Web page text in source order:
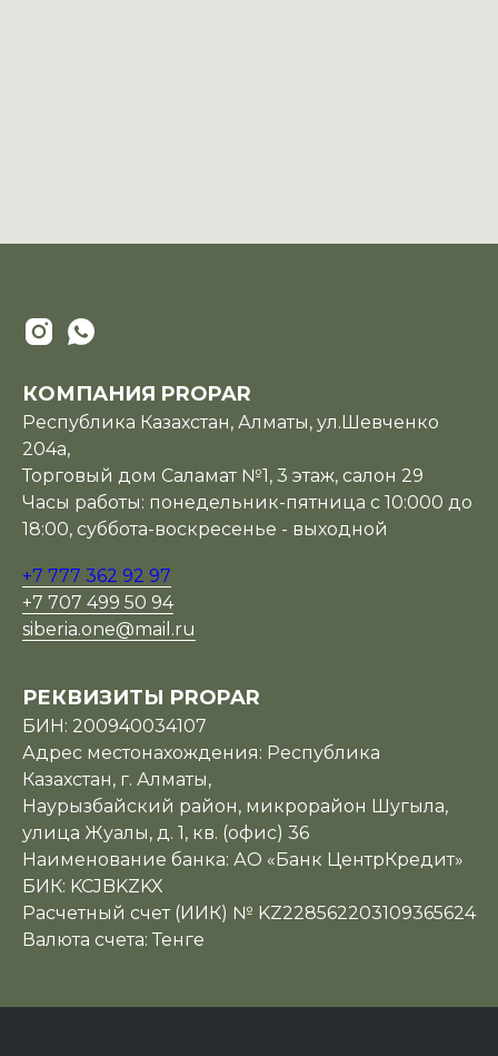
КОМПАНИЯ PROPAR
Республика Казахстан, Алматы, ул.Шевченко
204а,
Торговый дом Саламат №1, 3 этаж, салон 29
Часы работы: понедельник-пятница с 10:000 до
18:00, суббота-воскресенье - выходной
+7 777 362 92 97
+7 707 499 50 94
siberia.one@mail.ru
РЕКВИЗИТЫ PROPAR
БИН: 200940034107
Адрес местонахождения: Республика
Казахстан, г. Алматы,
Наурызбайский район, микрорайон Шугыла,
улица Жуалы, д. 1, кв. (офис) 36
Наименование банка: АО «Банк ЦентрКредит»
БИК: KCJBKZKX
Расчетный счет (ИИК) № KZ228562203109365624
Валюта счета: Тенге